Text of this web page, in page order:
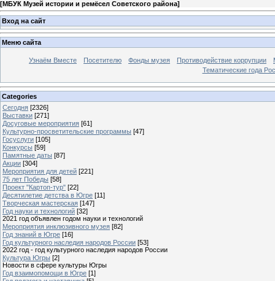
[МБУК Музей истории и ремёсел Советского района]
Вход на сайт
Меню сайта
Узнаём Вместе Посетителю Фонды музея Противодействие коррупции
Тематические года
Categories
Сегодня [2326]
Выставки [271]
Досуговые мероприятия [61]
Культурно-просветительские программы [47]
Госуслуги [105]
Конкурсы [59]
Памятные даты [87]
Акции [304]
Мероприятия для детей [221]
75 лет Победы [58]
Проект "Картоп-тур" [22]
Десятилетие детства в Югре [11]
Творческая мастерская [147]
Год науки и технологий [32]
2021 год объявлен годом науки и технологий
Мероприятия инклюзивного музея [82]
Год знаний в Югре [16]
Год культурного наследия народов России [53]
2022 год - год культурного наследия народов России
Культура Югры [2]
Новости в сфере культуры Югры
Год взаимопомощи в Югре [1]